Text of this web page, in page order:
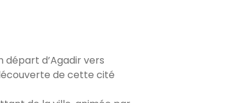
d’Agadir vers
de cette cité